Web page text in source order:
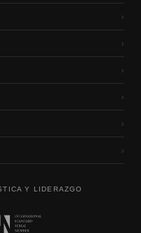
›
›
›
›
›
›
Y LIDERAZGO